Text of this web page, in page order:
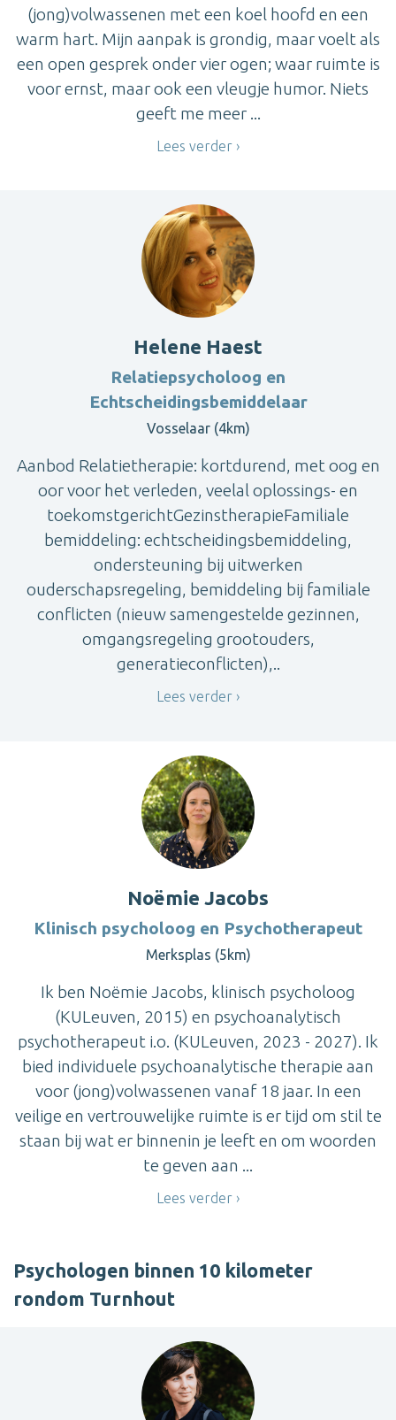
(jong)volwassenen met een koel hoofd en een
warm hart. Mijn aanpak is grondig, maar voelt als
een open gesprek onder vier ogen; waar ruimte is
voor ernst, maar ook een vleugje humor. Niets
geeft me meer ...
Lees verder
Helene Haest
Relatiepsycholoog en
Echtscheidingsbemiddelaar
Vosselaar (4km)
Aanbod Relatietherapie: kortdurend, met oog en
oor voor het verleden, veelal oplossings- en
toekomstgerichtGezinstherapieFamiliale
bemiddeling: echtscheidingsbemiddeling,
ondersteuning bij uitwerken
ouderschapsregeling, bemiddeling bij familiale
conflicten (nieuw samengestelde gezinnen,
omgangsregeling grootouders,
generatieconflicten),..
Lees verder
Noëmie Jacobs
Klinisch psycholoog en Psychotherapeut
Merksplas (5km)
Ik ben Noëmie Jacobs, klinisch psycholoog
(KULeuven, 2015) en psychoanalytisch
psychotherapeut i.o. (KULeuven, 2023 - 2027). Ik
bied individuele psychoanalytische therapie aan
voor (jong)volwassenen vanaf 18 jaar. In een
veilige en vertrouwelijke ruimte is er tijd om stil te
staan bij wat er binnenin je leeft en om woorden
te geven aan ...
Lees verder
Psychologen binnen 10 kilometer
rondom Turnhout